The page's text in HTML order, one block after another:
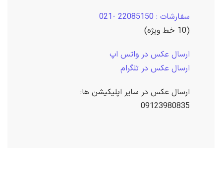
سفارشات : 22085150 -021
(10 خط ویژه)
ارسال عکس در واتس اپ
ارسال عکس در تلگرام
ارسال عکس در سایر اپلیکیشن ها:
09123980835